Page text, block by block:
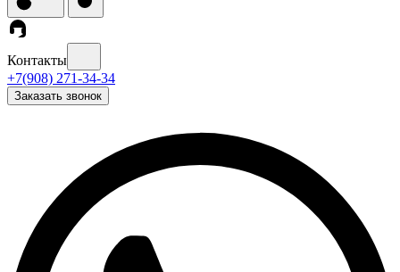
Контакты
+7(908) 271-34-34
Заказать звонок